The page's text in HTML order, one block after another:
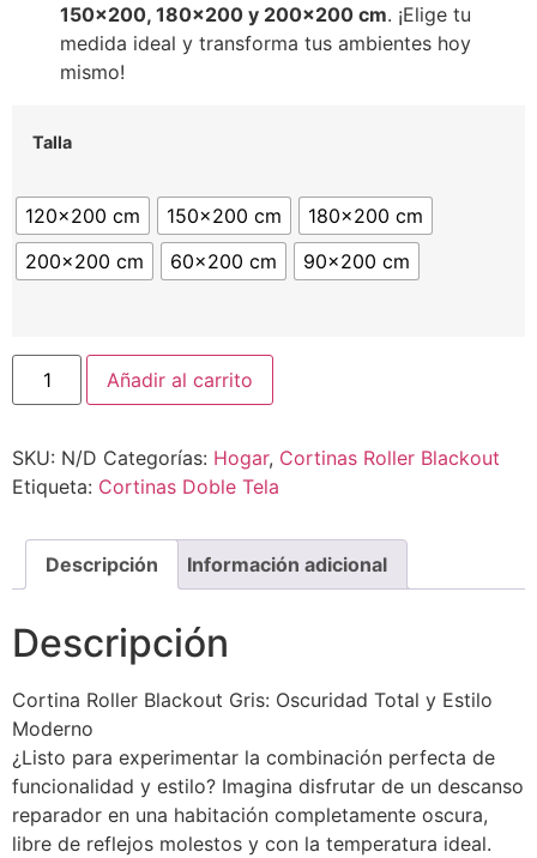
150×200, 180×200 y 200×200 cm. ¡Elige tu
medida ideal y transforma tus ambientes hoy
mismo!
Talla
120x200 cm 150x200 cm
180x200 cm
200x200 cm
60x200 cm 90x200 cm
Añadir al carrito
SKU: N/D Categorías: Hogar, Cortinas Roller Blackout
Etiqueta: Cortinas Doble Tela
Descripción Información adicional
Descripción
Cortina Roller Blackout Gris: Oscuridad Total y Estilo
Moderno
¿Listo para experimentar la combinación perfecta de
funcionalidad y estilo? Imagina disfrutar de un descanso
reparador en una habitación completamente oscura,
libre de reflejos molestos y con la temperatura ideal.